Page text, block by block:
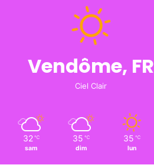
Vendôme, FR
Ciel Clair
32 ℃
sam
35 ℃
dim
35 ℃
lun